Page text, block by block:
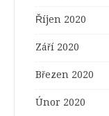
Říjen 2020
Září 2020
Březen 2020
Únor 2020